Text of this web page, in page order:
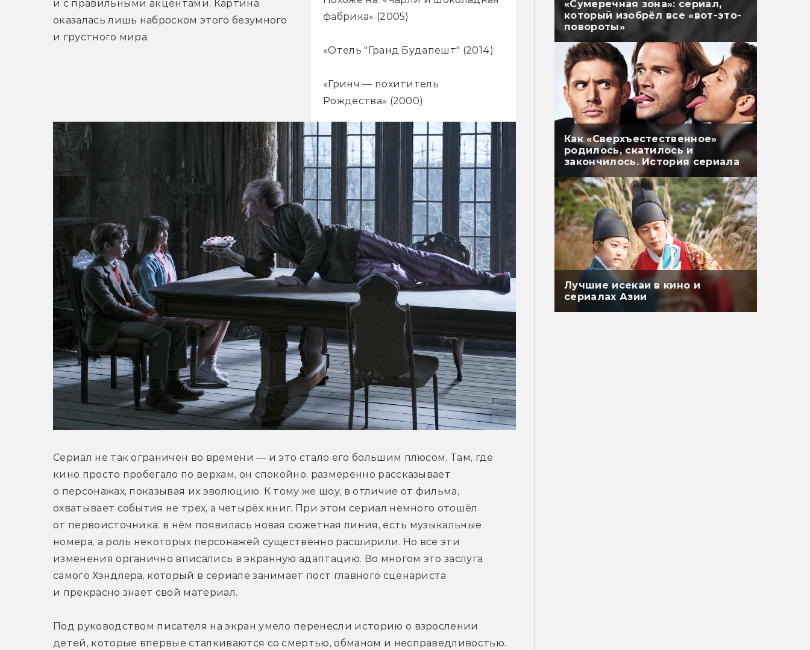
фабрика» (2005)
«Отель "Гранд Будапешт" (2014)
«Гринч — похититель
Рождества» (2000)
и с правильными акцентами. Картина
оказалась лишь наброском этого безумного
и грустного мира.
Сериал не так ограничен во времени — и это стало его большим плюсом. Там, где
кино просто пробегало по верхам, он спокойно, размеренно рассказывает
о персонажах, показывая их эволюцию. К тому же шоу, в отличие от фильма,
охватывает события не трех, а четырёх книг. При этом сериал немного отошёл
от первоисточника: в нём появилась новая сюжетная линия, есть музыкальные
номера, а роль некоторых персонажей существенно расширили. Но все эти
изменения органично вписались в экранную адаптацию. Во многом это заслуга
самого Хэндлера, который в сериале занимает пост главного сценариста
и прекрасно знает свой материал.
Под руководством писателя на экран умело перенесли историю о взрослении
детей, которые впервые сталкиваются со смертью, обманом и несправедливостью.
«Сумеречная зона»: сериал,
который изобрёл все «вот-это-
повороты»
Как «Сверхъестественное»
родилось, скатилось и
закончилось. История сериала
Лучшие исекаи в кино и
сериалах Азии